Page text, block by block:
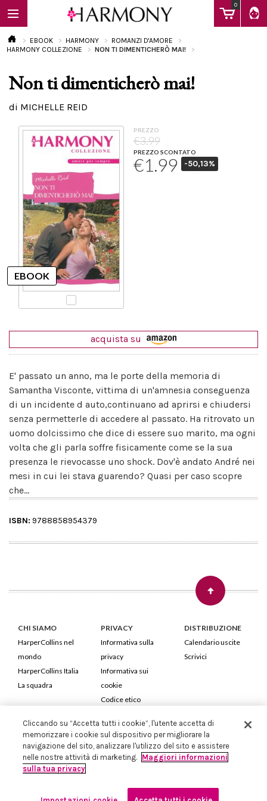
0
EBOOK
EBOOK HARMONY
ROMANZI D'AMORE
HARMONY COLLEZIONE
NON TI DIMENTICHERÒ MAI!
Non ti dimenticherò mai!
di MICHELLE REID
PREZZO
€3.99
PREZZO SCONTATO
€1.99 -50,13%
acquista su
E' passato un anno, ma le porte della memoria di
Samantha Visconte, vittima di un'amnesia conseguenza
di un incidente d auto,continuano ad aprirsi e chiudersi
senza permetterle di accedere al passato. Ha ritrovato un
uomo dolcissimo che dice di essere suo marito, ma ogni
volta che gli parla soffre fisicamente come se la sua
presenza le rievocasse uno shock. Dov'è andato André nei
mesi in cui lei stava guarendo? Quasi per caso scopre
che...
ISBN: 9788858954379
CHI SIAMO
HarperCollins nel
mondo
HarperCollins Italia
La squadra
PRIVACY
Informativa sulla
privacy
Informativa sui
cookie
Codice etico
DISTRIBUZIONE
Calendario uscite
Scrivici
HarperCollins Italia S.p.A. Viale Monte Nero, 84 - 20135 Milano
Cod. Fiscale e P.IVA 05946780151 - Capitale Sociale 258.250 €
Iscritta in Milano al Registro delle imprese nr.198004 e REA nr.1051898
Cliccando su “Accetta tutti i cookie”, l'utente accetta di
memorizzare i cookie sul dispositivo per migliorare la
navigazione del sito, analizzare l'utilizzo del sito e assistere
nelle nostre attività di marketing. Maggiori informazioni
sulla tua privacy